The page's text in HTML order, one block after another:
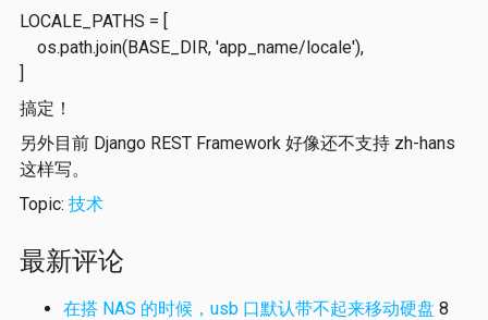
LOCALE_PATHS = [
os.path.join(BASE_DIR, 'app_name/locale'),
]
搞定！
另外目前 Django REST Framework 好像还不支持 zh-hans
这样写。
Topic: 技术
最新评论
在搭 NAS 的时候，usb 口默认带不起来移动硬盘 8